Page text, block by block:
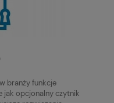
branży funkcje
jak opcjonalny czytnik